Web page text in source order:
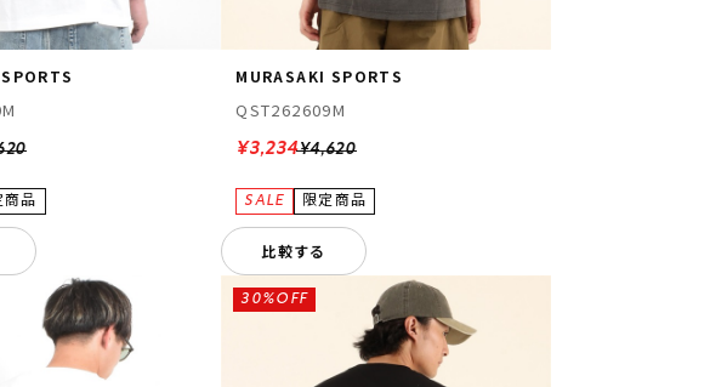
MURASAKI SPORTS
QST262609M
¥4,620
¥3,234
比較する
30%OFF